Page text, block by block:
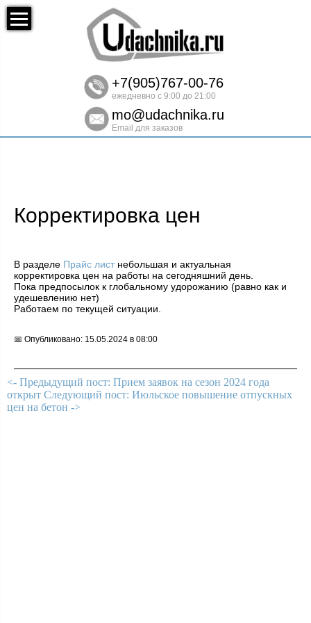
+7(905)767-00-76
ежедневно с 9:00 до 21:00
mo@udachnika.ru
Email для заказов
Корректировка цен
В разделе Прайс лист небольшая и актуальная
корректировка цен на работы на сегодняшний день.
Пока предпосылок к глобальному удорожанию (равно как и
удешевлению нет)
Работаем по текущей ситуации.
📅 Опубликовано: 15.05.2024 в 08:00
<- Предыдущий пост: Прием заявок на сезон 2024 года
открыт Следующий пост: Июльское повышение отпускных
цен на бетон ->